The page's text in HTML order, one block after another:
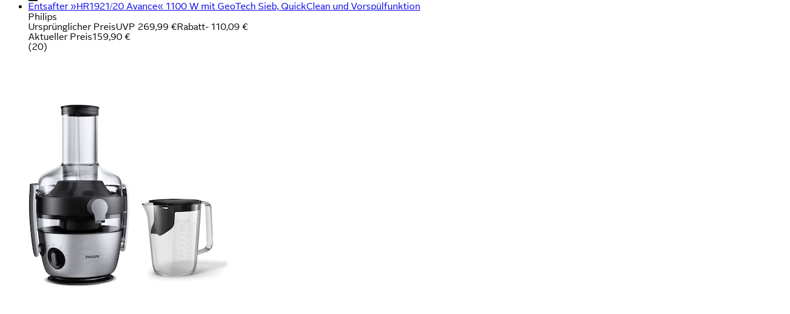
Entsafter »HR1921/20 Avance« 1100 W mit GeoTech Sieb, QuickClean und Vorspülfunktion
Philips
Ursprünglicher PreisUVP 269,99 €Rabatt- 110,09 €
Aktueller Preis159,90 €
(20)